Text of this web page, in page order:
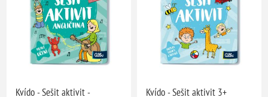
Kvído - Sešit aktivit -
Kvído - Sešit aktivit 3+